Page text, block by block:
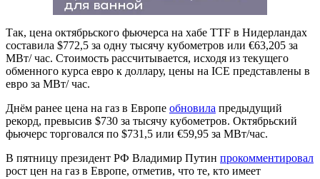
Так, цена октябрьского фьючерса на хабе TTF в Нидерландах
составила $772,5 за одну тысячу кубометров или €63,205 за
МВт/ час. Стоимость рассчитывается, исходя из текущего
обменного курса евро к доллару, цены на ICE представлены в
евро за МВт/ час.
Днём ранее цена на газ в Европе обновила предыдущий
рекорд, превысив $730 за тысячу кубометров. Октябрьский
фьючерс торговался по $731,5 или €59,95 за МВт/час.
В пятницу президент РФ Владимир Путин прокомментировал
рост цен на газ в Европе, отметив, что те, кто имеет